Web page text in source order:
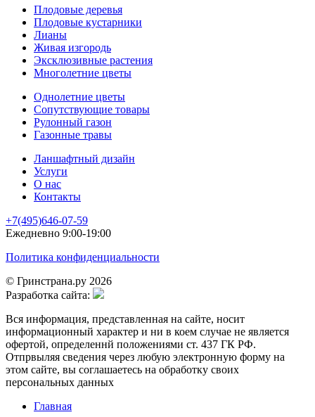
Плодовые деревья
Плодовые кустарники
Лианы
Живая изгородь
Эксклюзивные растения
Многолетние цветы
Однолетние цветы
Сопутствующие товары
Рулонный газон
Газонные травы
Ланшафтный дизайн
Услуги
О нас
Контакты
+7(495)646-07-59
Ежедневно 9:00-19:00
Политика конфиденциальности
© Гринстрана.ру 2026
Разработка сайта:
Вся информация, представленная на сайте, носит
информационный характер и ни в коем случае не является
офертой, определеннй положениями ст. 437 ГК РФ.
Отпрвыляя сведения через любую электронную форму на
этом сайте, вы соглашаетесь на обработку своих
персональных данных
Главная